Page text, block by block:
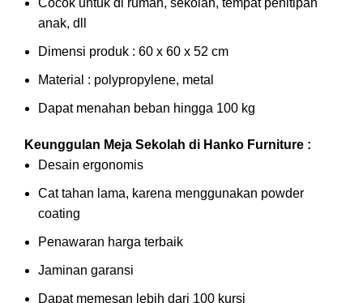
Cocok untuk di rumah, sekolah, tempat penitipan
anak, dll
Dimensi produk : 60 x 60 x 52 cm
Material : polypropylene, metal
Dapat menahan beban hingga 100 kg
Keunggulan Meja Sekolah di Hanko Furniture :
Desain ergonomis
Cat tahan lama, karena menggunakan powder
coating
Penawaran harga terbaik
Jaminan garansi
Dapat memesan lebih dari 100 kursi